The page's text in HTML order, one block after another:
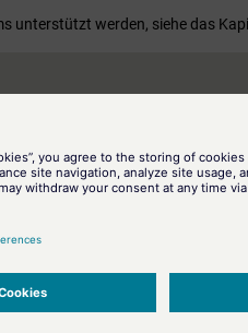
unterstützt werden, siehe das
des Modems wird mangels
seriellen Schnittstelle möglich.
die Funktion
.